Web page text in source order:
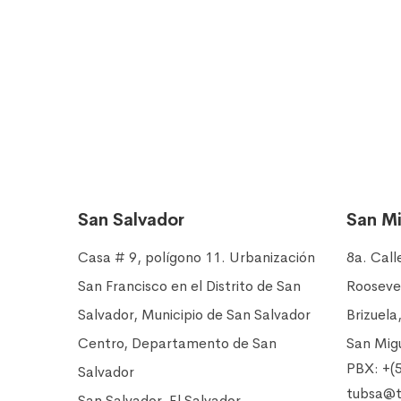
San Salvador
Casa # 9, polígono 11. Urbanización
San Francisco en el Distrito de San
Salvador, Municipio de San Salvador
Centro, Departamento de San
Salvador
San
8a.
San
PBX: